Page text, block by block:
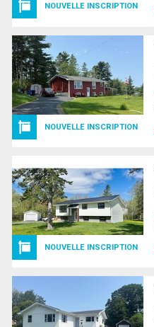
NOUVELLE INSCRIPTION
NOUVELLE INSCRIPTION
NOUVELLE INSCRIPTION